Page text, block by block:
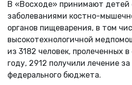
В «Восходе» принимают детей
заболеваниями костно-
органов пищеварения, в том
высокотехнологичной
из 3182 человек, пролеченных
году, 2912 получили лечение
федерального бюджета.